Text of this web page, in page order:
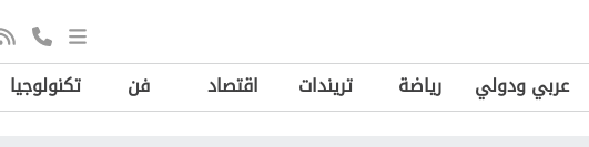
عربي ودولي رياضة تريندات اقتصاد فن تكنولوجيا